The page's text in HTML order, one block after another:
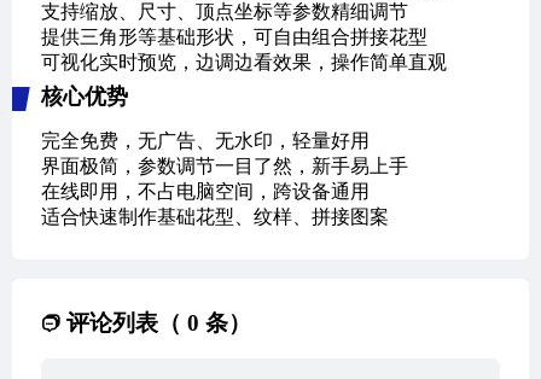
支持缩放、尺寸、顶点坐标等参数精细调节
提供三角形等基础形状，可自由组合拼接花型
可视化实时预览，边调边看效果，操作简单直观
核心优势
完全免费，无广告、无水印，轻量好用
界面极简，参数调节一目了然，新手易上手
在线即用，不占电脑空间，跨设备通用
适合快速制作基础花型、纹样、拼接图案
评论列表（ 0 条）